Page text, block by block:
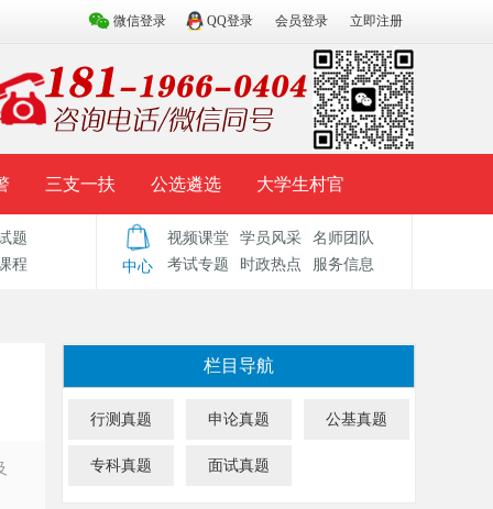
微信登录 QQ登录 会员登录 立即注册
三支一扶 公选遴选 大学生村官
题库 辅导资料 历年真题 模拟试题
题
程
中心
视频课堂 学员风采
名师团队
考试专题
时政热点 服务信息
栏目导航
行测真题 申论真题 公基真题
专科真题 面试真题